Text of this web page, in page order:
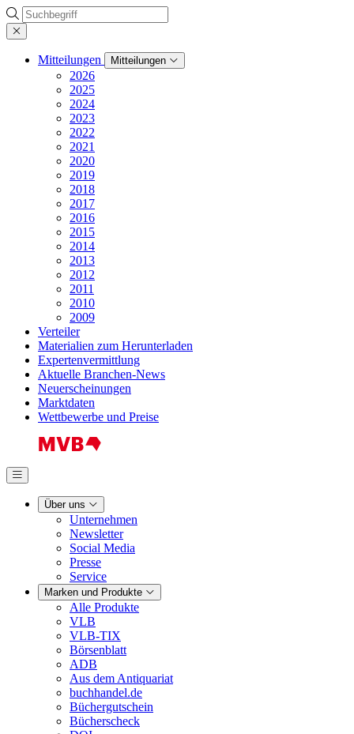
Suche
Mitteilungen Mitteilungen
2026
2025
2024
2023
2022
2021
2020
2019
2018
2017
2016
2015
2014
2013
2012
2011
2010
2009
Verteiler
Materialien zum Herunterladen
Expertenvermittlung
Aktuelle Branchen-News
Neuerscheinungen
Marktdaten
Wettbewerbe und Preise
Über uns
Unternehmen
Newsletter
Social Media
Presse
Service
Marken und Produkte
Alle Produkte
VLB
VLB-TIX
Börsenblatt
ADB
Aus dem Antiquariat
buchhandel.de
Büchergutschein
Bücherscheck